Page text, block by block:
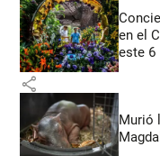
en el
este 6
share
Murió